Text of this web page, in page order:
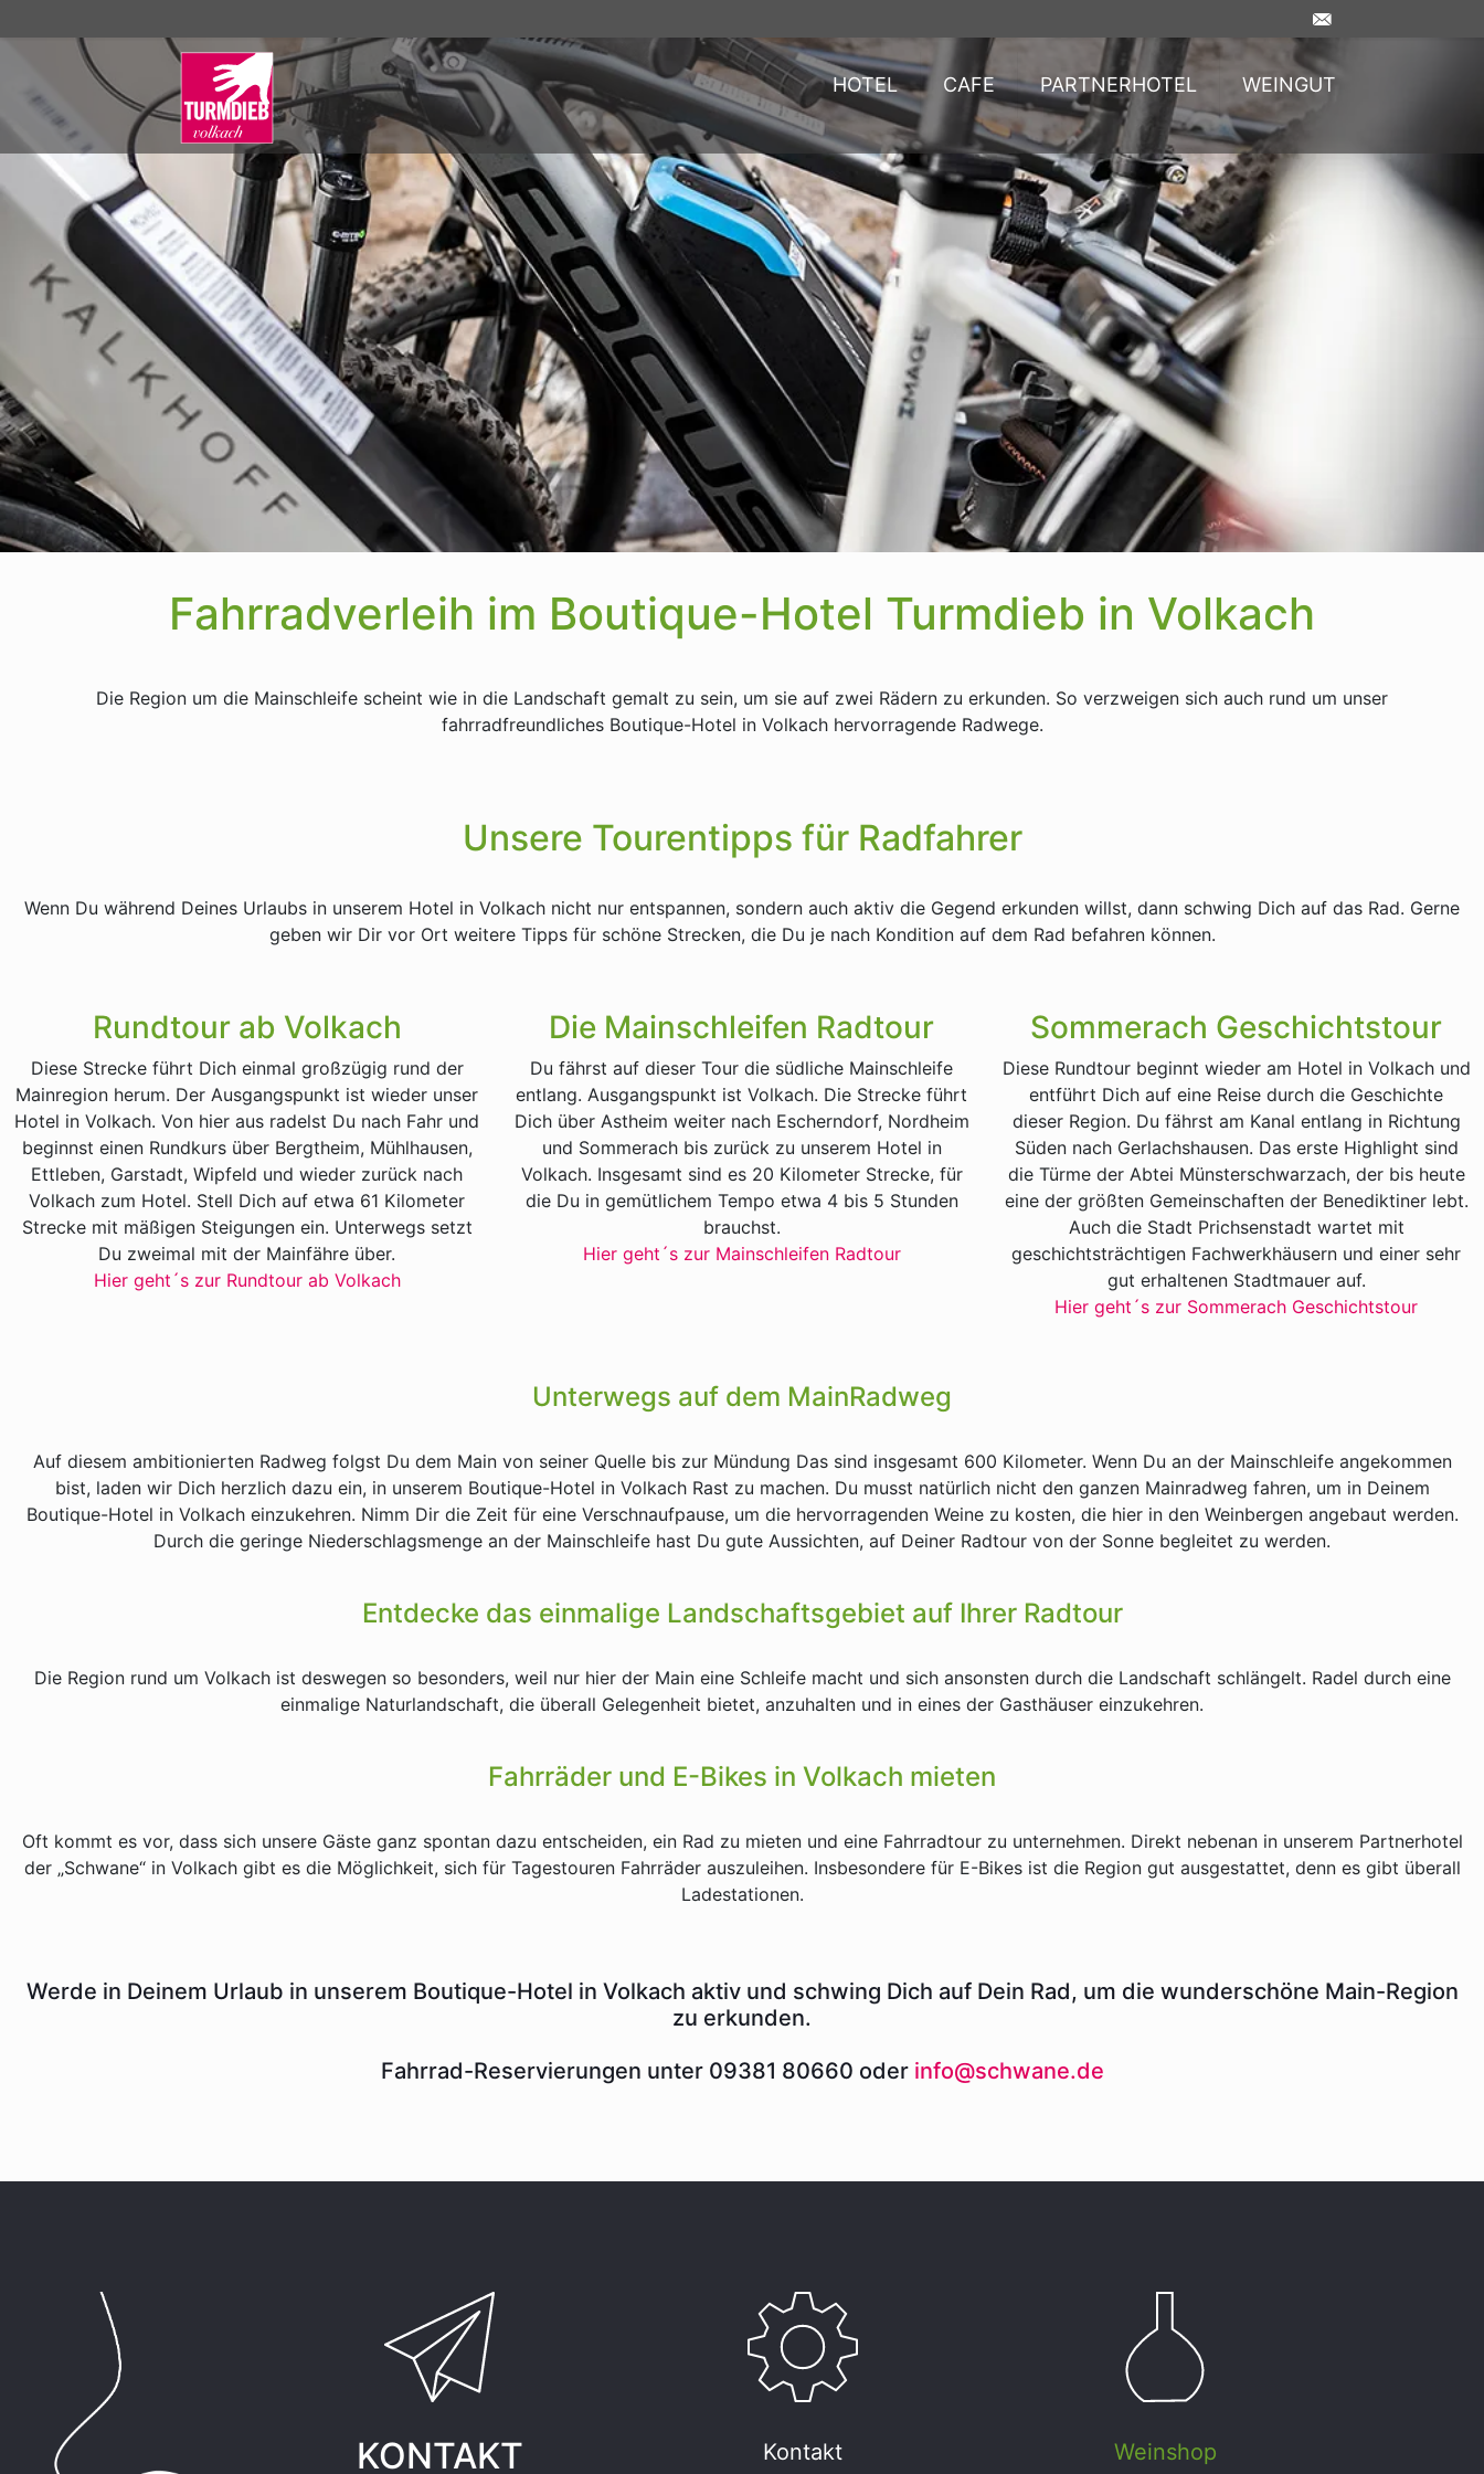
HOTEL CAFE PARTNERHOTEL WEINGUT
Fahrradverleih im Boutique-Hotel Turmdieb in Volkach
Die Region um die Mainschleife scheint wie in die Landschaft gemalt zu sein, um sie auf zwei Rädern zu erkunden. So verzweigen sich auch rund um unser
fahrradfreundliches Boutique-Hotel in Volkach hervorragende Radwege.
Unsere Tourentipps für Radfahrer
Wenn Du während Deines Urlaubs in unserem Hotel in Volkach nicht nur entspannen, sondern auch aktiv die Gegend erkunden willst, dann schwing Dich auf das Rad. Gerne
geben wir Dir vor Ort weitere Tipps für schöne Strecken, die Du je nach Kondition auf dem Rad befahren können.
Rundtour ab Volkach
Diese Strecke führt Dich einmal großzügig rund der
Mainregion herum. Der Ausgangspunkt ist wieder unser
Hotel in Volkach. Von hier aus radelst Du nach Fahr und
beginnst einen Rundkurs über Bergtheim, Mühlhausen,
Ettleben, Garstadt, Wipfeld und wieder zurück nach
Volkach zum Hotel. Stell Dich auf etwa 61 Kilometer
Strecke mit mäßigen Steigungen ein. Unterwegs setzt
Du zweimal mit der Mainfähre über.
Hier geht´s zur Rundtour ab Volkach
Die Mainschleifen Radtour
Du fährst auf dieser Tour die südliche Mainschleife
entlang. Ausgangspunkt ist Volkach. Die Strecke führt
Dich über Astheim weiter nach Escherndorf, Nordheim
und Sommerach bis zurück zu unserem Hotel in
Volkach. Insgesamt sind es 20 Kilometer Strecke, für
die Du in gemütlichem Tempo etwa 4 bis 5 Stunden
brauchst.
Hier geht´s zur Mainschleifen Radtour
Sommerach Geschichtstour
Diese Rundtour beginnt wieder am Hotel in Volkach und
entführt Dich auf eine Reise durch die Geschichte
dieser Region. Du fährst am Kanal entlang in Richtung
Süden nach Gerlachshausen. Das erste Highlight sind
die Türme der Abtei Münsterschwarzach, der bis heute
eine der größten Gemeinschaften der Benediktiner lebt.
Auch die Stadt Prichsenstadt wartet mit
geschichtsträchtigen Fachwerkhäusern und einer sehr
gut erhaltenen Stadtmauer auf.
Hier geht´s zur Sommerach Geschichtstour
Unterwegs auf dem MainRadweg
Auf diesem ambitionierten Radweg folgst Du dem Main von seiner Quelle bis zur Mündung Das sind insgesamt 600 Kilometer. Wenn Du an der Mainschleife angekommen
bist, laden wir Dich herzlich dazu ein, in unserem Boutique-Hotel in Volkach Rast zu machen. Du musst natürlich nicht den ganzen Mainradweg fahren, um in Deinem
Boutique-Hotel in Volkach einzukehren. Nimm Dir die Zeit für eine Verschnaufpause, um die hervorragenden Weine zu kosten, die hier in den Weinbergen angebaut werden.
Durch die geringe Niederschlagsmenge an der Mainschleife hast Du gute Aussichten, auf Deiner Radtour von der Sonne begleitet zu werden.
Entdecke das einmalige Landschaftsgebiet auf Ihrer Radtour
Die Region rund um Volkach ist deswegen so besonders, weil nur hier der Main eine Schleife macht und sich ansonsten durch die Landschaft schlängelt. Radel durch eine
einmalige Naturlandschaft, die überall Gelegenheit bietet, anzuhalten und in eines der Gasthäuser einzukehren.
Fahrräder und E-Bikes in Volkach mieten
Oft kommt es vor, dass sich unsere Gäste ganz spontan dazu entscheiden, ein Rad zu mieten und eine Fahrradtour zu unternehmen. Direkt nebenan in unserem Partnerhotel
der „Schwane“ in Volkach gibt es die Möglichkeit, sich für Tagestouren Fahrräder auszuleihen. Insbesondere für E-Bikes ist die Region gut ausgestattet, denn es gibt überall
Ladestationen.
Werde in Deinem Urlaub in unserem Boutique-Hotel in Volkach aktiv und schwing Dich auf Dein Rad, um die wunderschöne Main-Region
zu erkunden.
Fahrrad-Reservierungen unter 09381 80660 oder info@schwane.de
KONTAKT
Kontakt
Weinshop